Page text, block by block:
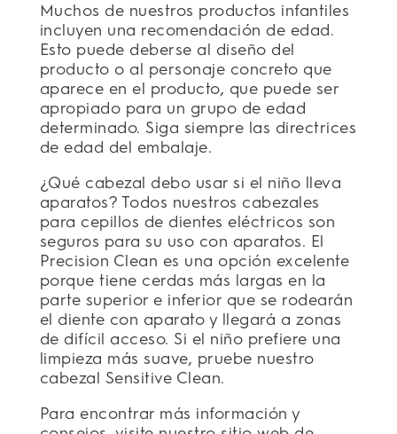
Muchos de nuestros productos infantiles
incluyen una recomendación de edad.
Esto puede deberse al diseño del
producto o al personaje concreto que
aparece en el producto, que puede ser
apropiado para un grupo de edad
determinado. Siga siempre las directrices
de edad del embalaje.
¿Qué cabezal debo usar si el niño lleva
aparatos? Todos nuestros cabezales
para cepillos de dientes eléctricos son
seguros para su uso con aparatos. El
Precision Clean es una opción excelente
porque tiene cerdas más largas en la
parte superior e inferior que se rodearán
el diente con aparato y llegará a zonas
de difícil acceso. Si el niño prefiere una
limpieza más suave, pruebe nuestro
cabezal Sensitive Clean.
Para encontrar más información y